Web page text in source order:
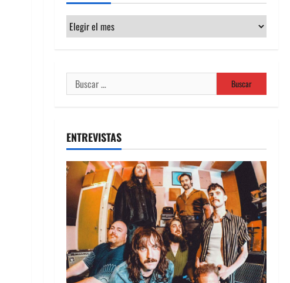
Archivos
Buscar:
ENTREVISTAS